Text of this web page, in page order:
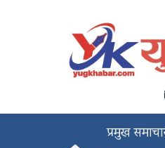
प्रमुख